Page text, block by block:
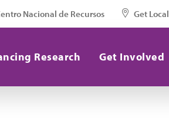
Nacional de Recursos Get Local
Research Get Involved